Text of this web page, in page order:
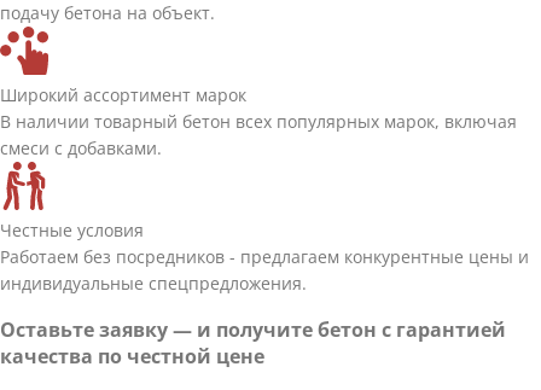
подачу бетона на объект.
Широкий ассортимент марок
В наличии товарный бетон всех популярных марок, включая
смеси с добавками.
Честные условия
Работаем без посредников - предлагаем конкурентные цены и
индивидуальные спецпредложения.
Оставьте заявку — и получите бетон с гарантией
качества по честной цене